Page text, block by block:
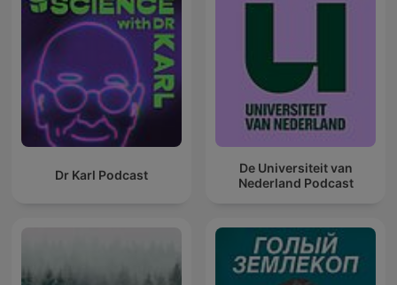
Dr Karl Podcast
De Universiteit van
Nederland Podcast